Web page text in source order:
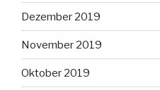
Dezember 2019
November 2019
Oktober 2019